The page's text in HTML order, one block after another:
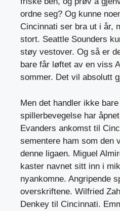
ordne seg? Og kunne
Cincinnati ser bra ut i år,
stort. Seattle Sounders
støy vestover. Og så er
bare får løftet av en viss
sommer. Det vil absolutt
Men det handler ikke
spillerbevegelse har
Evanders ankomst til
sementere ham som den
denne ligaen. Miguel
kaster navnet sitt inn i
nyankomne. Angripende
overskriftene. Wilfried
Denkey til Cincinnati.